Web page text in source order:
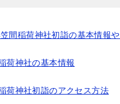
間稲荷神社初詣の基本情報
荷神社の基本情報
荷神社初詣のアクセス方法